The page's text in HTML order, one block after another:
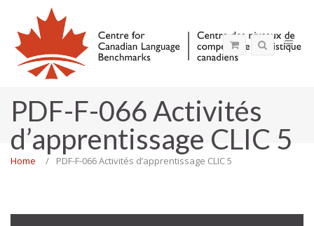
PDF-F-066 Activités
d’apprentissage CLIC 5
Home PDF-F-066 Activités d’apprentissage CLIC 5